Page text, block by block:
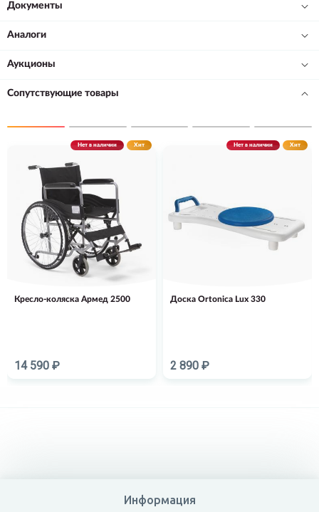
Документы
Аналоги
Аукционы
Сопутствующие товары
Кресло-коляска Армед 2500
14 590 ₽
Нет в наличии Хит
Доска Ortonica Lux 330
2 890 ₽
Нет в наличии Хит
Информация